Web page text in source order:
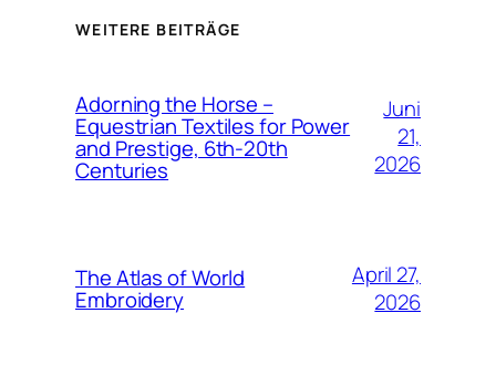
WEITERE BEITRÄGE
Adorning the Horse –
Equestrian Textiles for Power
and Prestige, 6th-20th
Centuries
Juni
21,
2026
The Atlas of World
Embroidery
April 27,
2026